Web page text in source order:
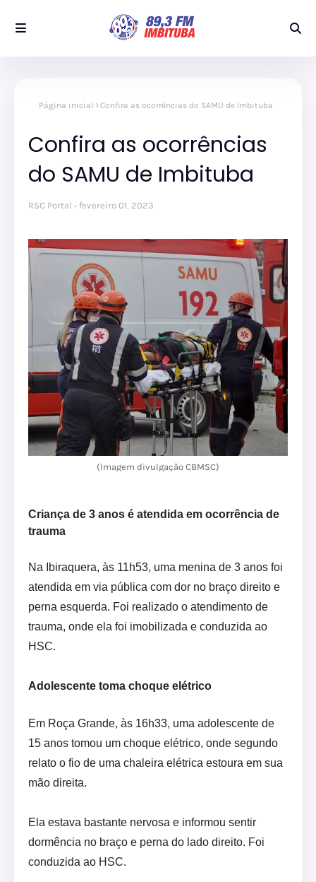
Página inicial Confira as ocorrências do SAMU de Imbituba
Confira as ocorrências
do SAMU de Imbituba
RSC Portal fevereiro 01, 2023
(Imagem divulgação CBMSC)
Criança de 3 anos é atendida em ocorrência de
trauma
Na Ibiraquera, às 11h53, uma menina de 3 anos foi
atendida em via pública com dor no braço direito e
perna esquerda. Foi realizado o atendimento de
trauma, onde ela foi imobilizada e conduzida ao
HSC.
Adolescente toma choque elétrico
Em Roça Grande, às 16h33, uma adolescente de
15 anos tomou um choque elétrico, onde segundo
relato o fio de uma chaleira elétrica estoura em sua
mão direita.
Ela estava bastante nervosa e informou sentir
dormência no braço e perna do lado direito. Foi
conduzida ao HSC.